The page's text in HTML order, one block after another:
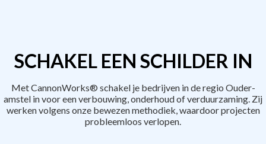
SCHAKEL EEN SCHILDER IN
Met CannonWorks® schakel je bedrijven in de regio Ouder-
amstel in voor een verbouwing, onderhoud of verduurzaming. Zij
werken volgens onze bewezen methodiek, waardoor projecten
probleemloos verlopen.